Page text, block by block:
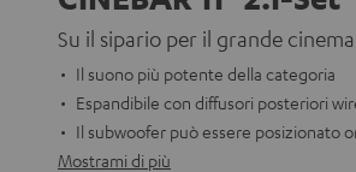
Su il sipario per il grande cinema
Il suono più potente della categoria
Espandibile con diffusori posteriori
Il subwoofer può essere posizionato
Mostrami di più